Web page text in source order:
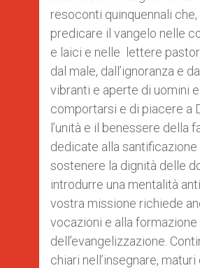
resoconti quinquennali
predicare il vangelo nelle
e laici e nelle lettere
dal male, dall’ignoranza e
vibranti e aperte di uomini
comportarsi e di piacere a
l’unità e il benessere
dedicate alla
sostenere la dignità delle
introdurre una mentalità
vostra missione richiede
vocazioni e alla
dell’evangelizzazione.
chiari nell’insegnare,